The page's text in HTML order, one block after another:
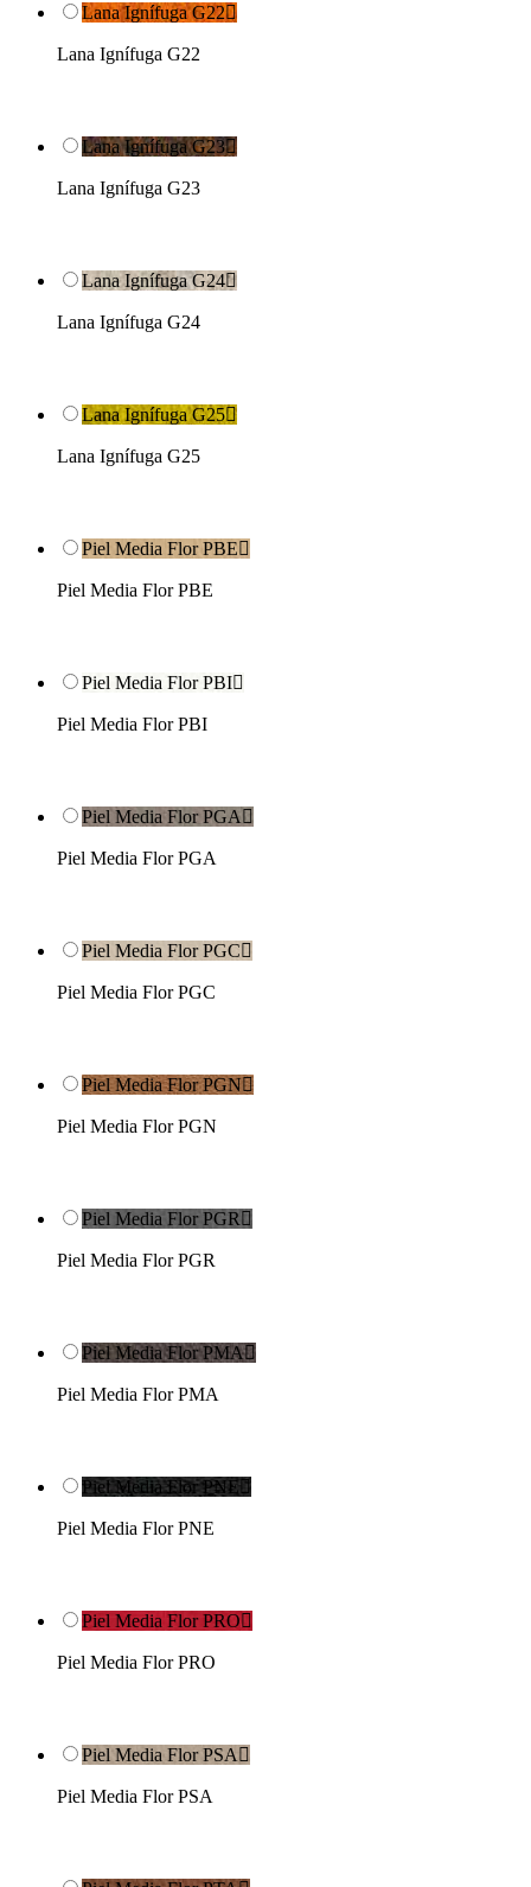
Lana Ignífuga G22
Lana Ignífuga G22
Lana Ignífuga G23
Lana Ignífuga G23
Lana Ignífuga G24
Lana Ignífuga G24
Lana Ignífuga G25
Lana Ignífuga G25
Piel Media Flor PBE
Piel Media Flor PBE
Piel Media Flor PBI
Piel Media Flor PBI
Piel Media Flor PGA
Piel Media Flor PGA
Piel Media Flor PGC
Piel Media Flor PGC
Piel Media Flor PGN
Piel Media Flor PGN
Piel Media Flor PGR 
Piel Media Flor PGR
Piel Media Flor PMA
Piel Media Flor PMA
Piel Media Flor PNE
Piel Media Flor PNE
Piel Media Flor PRO
Piel Media Flor PRO
Piel Media Flor PSA 
Piel Media Flor PSA